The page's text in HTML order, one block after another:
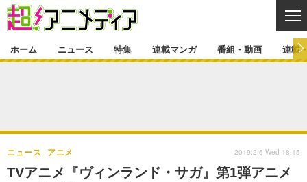
ゲーム・アプリ マンガ
特集一覧 カバー
連載マンガ
連載マンガ一覧 連載一覧
ホーム ニュース 特集 連載マンガ 番組・動画 連載
TVアニメ『ヴィンランド・サガ』第1弾アニメ
ニュース アニメ 2019.2.6 Wed 18:15